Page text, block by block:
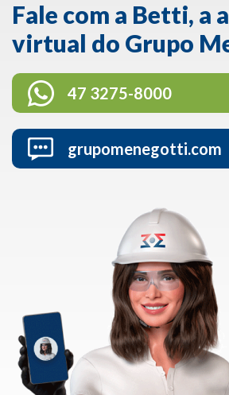
Fale com a Betti, a
virtual do Grupo
47 3275-8000
grupomenegotti.com